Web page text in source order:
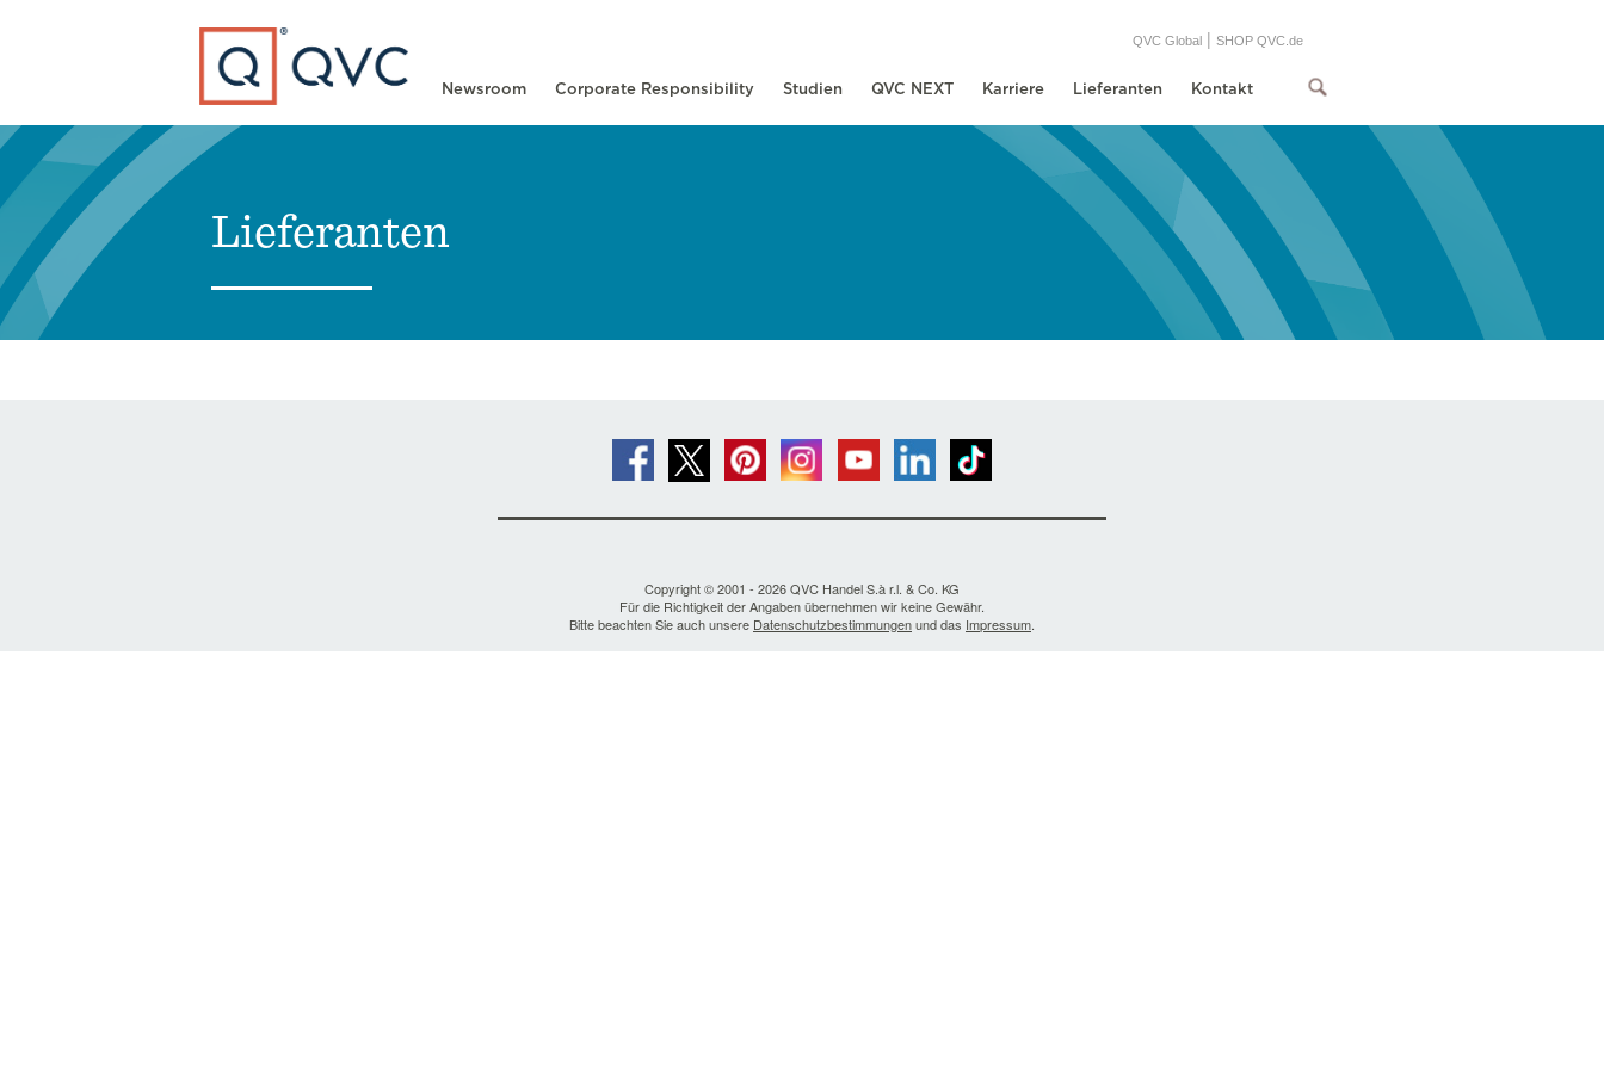
Newsroom Corporate Responsibility Studien QVC NEXT Karriere Lieferanten Kontakt
QVC Global | SHOP QVC.de
Type to search
Lieferanten
Copyright © 2001 - 2026 QVC Handel S.à r.l. & Co. KG
Für die Richtigkeit der Angaben übernehmen wir keine Gewähr.
Bitte beachten Sie auch unsere Datenschutzbestimmungenund das Impressum.